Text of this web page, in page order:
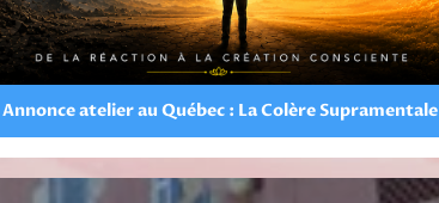
Annonce atelier au Québec : La Colère Supramentale